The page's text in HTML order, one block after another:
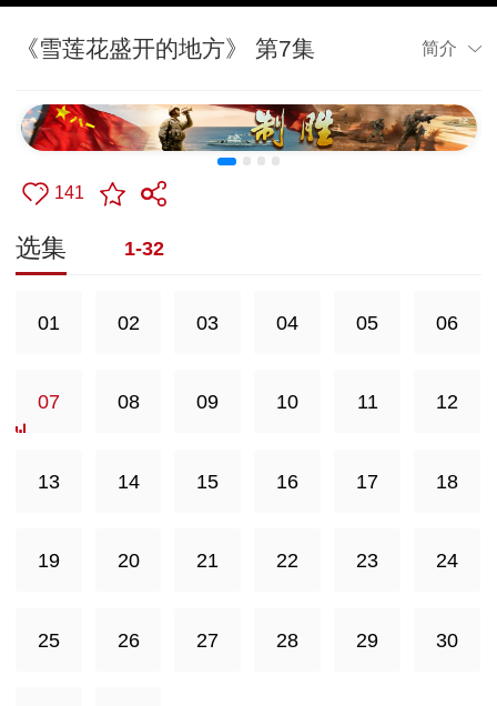
《雪莲花盛开的地方》 第7集 简介
141
选集 1-32
01 02 03 04 05 06
07 08 09 10 11 12
13 14 15 16 17 18
19 20 21 22 23 24
25 26 27 28 29 30